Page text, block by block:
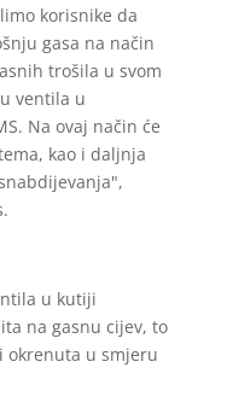
korisnike da
gasa na način
trošila u svom
ventila u
Na ovaj način će
kao i daljnja
u kutiji
na gasnu cijev, to
okrenuta u smjeru